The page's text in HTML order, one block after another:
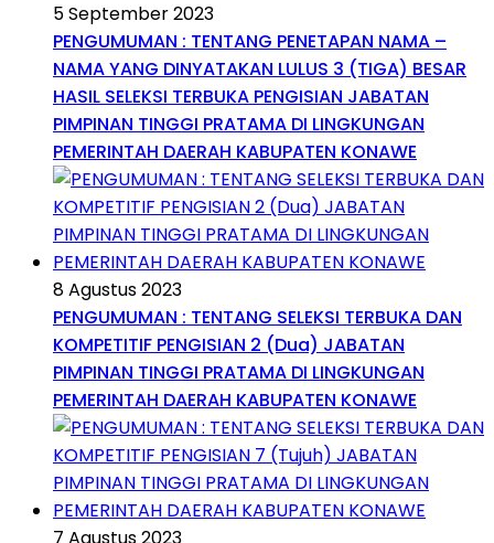
5 September 2023
PENGUMUMAN : TENTANG PENETAPAN NAMA –
NAMA YANG DINYATAKAN LULUS 3 (TIGA) BESAR
HASIL SELEKSI TERBUKA PENGISIAN JABATAN
PIMPINAN TINGGI PRATAMA DI LINGKUNGAN
PEMERINTAH DAERAH KABUPATEN KONAWE
8 Agustus 2023
PENGUMUMAN : TENTANG SELEKSI TERBUKA DAN
KOMPETITIF PENGISIAN 2 (Dua) JABATAN
PIMPINAN TINGGI PRATAMA DI LINGKUNGAN
PEMERINTAH DAERAH KABUPATEN KONAWE